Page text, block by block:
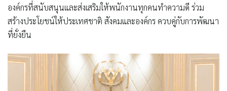
องค์กรที่สนับสนุนและส่งเสริมให้พนักงานทุกคนทำความดี ร่วม
สร้างประโยชน์ให้ประเทศชาติ สังคมและองค์กร ควบคู่กับการพัฒนา
ที่ยั่งยืน